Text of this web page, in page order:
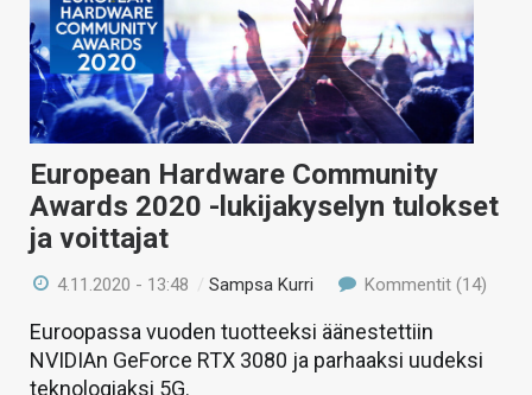
European Hardware Community
Awards 2020 -lukijakyselyn tulokset
ja voittajat
4.11.2020 - 13:48 /Sampsa Kurri Kommentit (14)
Euroopassa vuoden tuotteeksi äänestettiin
NVIDIAn GeForce RTX 3080 ja parhaaksi uudeksi
teknologiaksi 5G.